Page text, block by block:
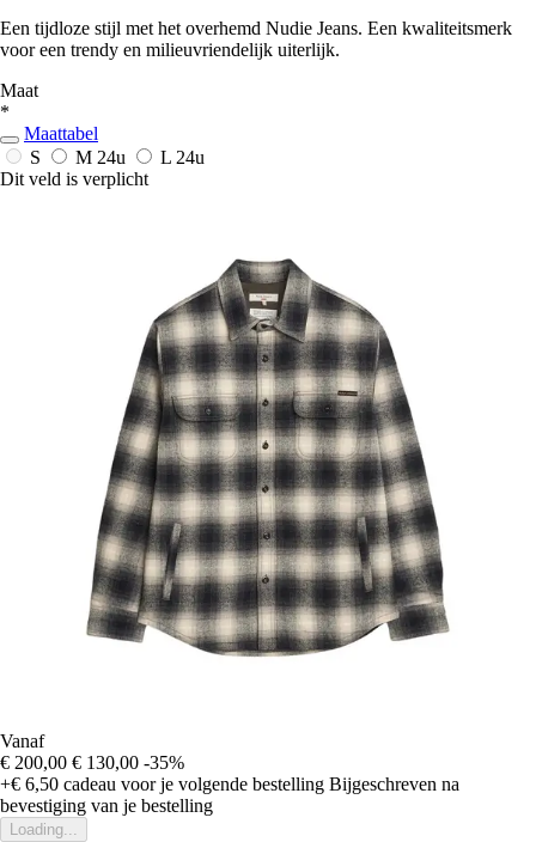
Een tijdloze stijl met het overhemd Nudie Jeans. Een kwaliteitsmerk
voor een trendy en milieuvriendelijk uiterlijk.
Maat
*
Maattabel
S
M 24u L 24u
Dit veld is verplicht
Vanaf
€ 200,00 € 130,00 -35%
+€ 6,50 cadeau voor je volgende bestelling Bijgeschreven na
bevestiging van je bestelling
Loading...